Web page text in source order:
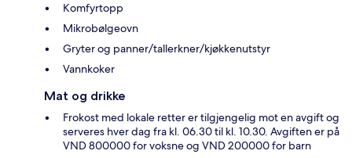
Komfyrtopp
Mikrobølgeovn
Gryter og panner/tallerkner/kjøkkenutstyr
Vannkoker
Mat og drikke
Frokost med lokale retter er tilgjengelig mot en avgift og
serveres hver dag fra kl. 06.30 til kl. 10.30. Avgiften er på
VND 800000 for voksne og VND 200000 for barn